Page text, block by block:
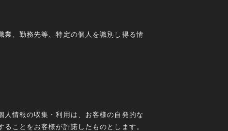
、勤務先等、特定の個人を識別し得る情
情報の収集・利用は、お客様の自発的な
ことをお客様が許諾したものとします。